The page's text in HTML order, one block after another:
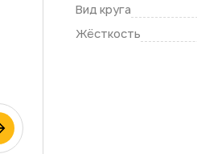
Вид круга
Жёсткость